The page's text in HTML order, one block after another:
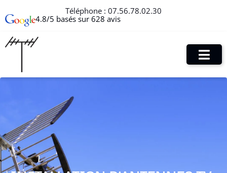
Téléphone : 07.56.78.02.30
4.8/5 basés sur 628 avis